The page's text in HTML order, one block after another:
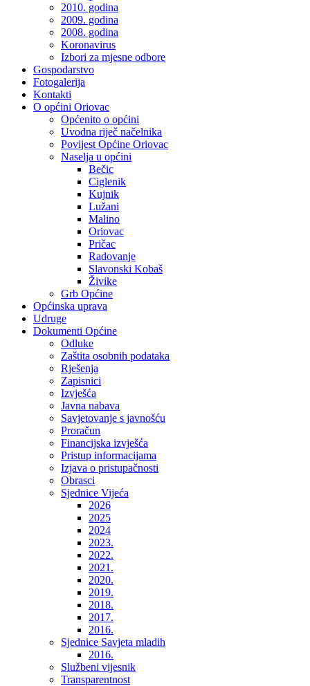
2010. godina
2009. godina
2008. godina
Koronavirus
Izbori za mjesne odbore
Gospodarstvo
Fotogalerija
Kontakti
O općini Oriovac
Općenito o općini
Uvodna riječ načelnika
Povijest Općine Oriovac
Naselja u općini
Bečic
Ciglenik
Kujnik
Lužani
Malino
Oriovac
Pričac
Radovanje
Slavonski Kobaš
Živike
Grb Općine
Općinska uprava
Udruge
Dokumenti Općine
Odluke
Zaštita osobnih podataka
Rješenja
Zapisnici
Izvješća
Javna nabava
Savjetovanje s javnošću
Proračun
Financijska izvješća
Pristup informacijama
Izjava o pristupačnosti
Obrasci
Sjednice Vijeća
2026
2025
2024
2023.
2022.
2021.
2020.
2019.
2018.
2017.
2016.
Sjednice Savjeta mladih
2016.
Službeni vijesnik
Transparentnost